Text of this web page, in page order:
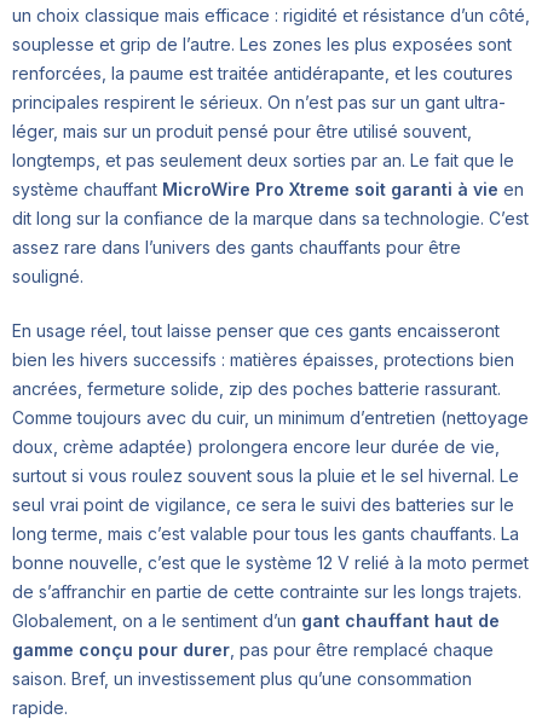
un choix classique mais efficace : rigidité et résistance d’un côté,
souplesse et grip de l’autre. Les zones les plus exposées sont
renforcées, la paume est traitée antidérapante, et les coutures
principales respirent le sérieux. On n’est pas sur un gant ultra-
léger, mais sur un produit pensé pour être utilisé souvent,
longtemps, et pas seulement deux sorties par an. Le fait que le
système chauffant MicroWire Pro Xtreme soit garanti à vie en
dit long sur la confiance de la marque dans sa technologie. C’est
assez rare dans l’univers des gants chauffants pour être
souligné.
En usage réel, tout laisse penser que ces gants encaisseront
bien les hivers successifs : matières épaisses, protections bien
ancrées, fermeture solide, zip des poches batterie rassurant.
Comme toujours avec du cuir, un minimum d’entretien (nettoyage
doux, crème adaptée) prolongera encore leur durée de vie,
surtout si vous roulez souvent sous la pluie et le sel hivernal. Le
seul vrai point de vigilance, ce sera le suivi des batteries sur le
long terme, mais c’est valable pour tous les gants chauffants. La
bonne nouvelle, c’est que le système 12 V relié à la moto permet
de s’affranchir en partie de cette contrainte sur les longs trajets.
Globalement, on a le sentiment d’un gant chauffant haut de
gamme conçu pour durer , pas pour être remplacé chaque
saison. Bref, un investissement plus qu’une consommation
rapide.